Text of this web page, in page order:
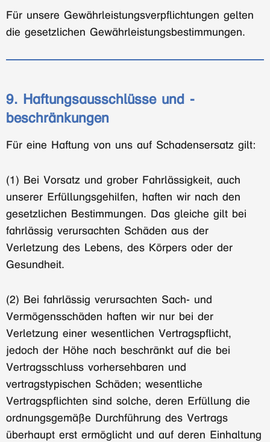
Für unsere Gewährleistungsverpflichtungen gelten
die gesetzlichen Gewährleistungsbestimmungen.
9. Haftungsausschlüsse und -
beschränkungen
Für eine Haftung von uns auf Schadensersatz gilt:
(1) Bei Vorsatz und grober Fahrlässigkeit, auch
unserer Erfüllungsgehilfen, haften wir nach den
gesetzlichen Bestimmungen. Das gleiche gilt bei
fahrlässig verursachten Schäden aus der
Verletzung des Lebens, des Körpers oder der
Gesundheit.
(2) Bei fahrlässig verursachten Sach- und
Vermögensschäden haften wir nur bei der
Verletzung einer wesentlichen Vertragspflicht,
jedoch der Höhe nach beschränkt auf die bei
Vertragsschluss vorhersehbaren und
vertragstypischen Schäden; wesentliche
Vertragspflichten sind solche, deren Erfüllung die
ordnungsgemäße Durchführung des Vertrags
überhaupt erst ermöglicht und auf deren Einhaltung